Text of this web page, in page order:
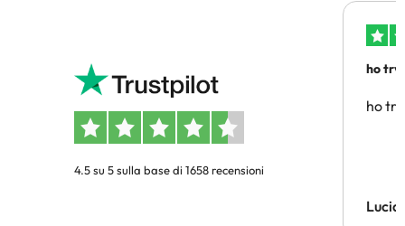
4.5 su 5 sulla base di 1658 recensioni
ho
ho
Lucia